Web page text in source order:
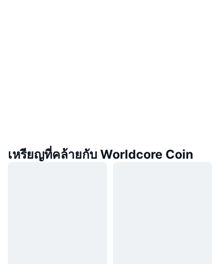
เหรียญที่คล้ายกับ Worldcore Coin